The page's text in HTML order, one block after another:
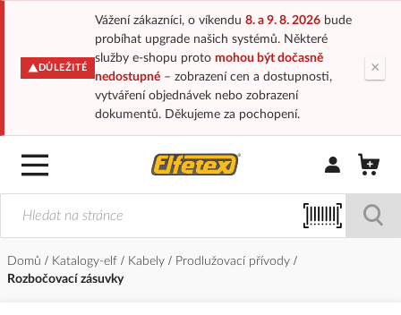
DŮLEŽITÉ
Vážení zákazníci, o víkendu 8. a 9. 8. 2026bude
probíhat upgrade našich systémů. Některé
služby e-shopu proto mohou být dočasně
nedostupné– zobrazení cen a dostupnosti,
vytváření objednávek nebo zobrazení
dokumentů. Děkujeme za pochopení.
×
Přihlásit/
Domů Katalogy-elf Kabely
Prodlužovací přívody
Rozbočovací zásuvky